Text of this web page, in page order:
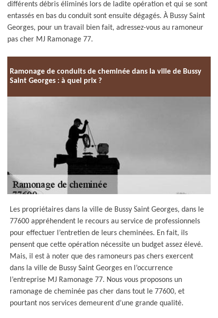
différents débris éliminés lors de ladite opération et qui se sont
entassés en bas du conduit sont ensuite dégagés. À Bussy Saint
Georges, pour un travail bien fait, adressez-vous au ramoneur
pas cher MJ Ramonage 77.
Ramonage de conduits de cheminée dans la ville de Bussy
Saint Georges : à quel prix ?
Les propriétaires dans la ville de Bussy Saint Georges, dans le
77600 appréhendent le recours au service de professionnels
pour effectuer l’entretien de leurs cheminées. En fait, ils
pensent que cette opération nécessite un budget assez élevé.
Mais, il est à noter que des ramoneurs pas chers exercent
dans la ville de Bussy Saint Georges en l’occurrence
l’entreprise MJ Ramonage 77. Nous vous proposons un
ramonage de cheminée pas cher dans tout le 77600, et
pourtant nos services demeurent d’une grande qualité.